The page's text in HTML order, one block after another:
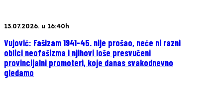
13.07.2026. u 16:40h
Vujović: Fašizam 1941-45. nije prošao, neće ni razni
oblici neofašizma i njihovi loše presvučeni
provincijalni promoteri, koje danas svakodnevno
gledamo